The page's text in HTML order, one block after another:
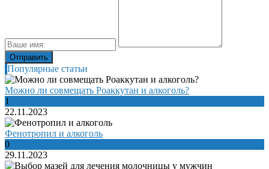
Популярные статьи
Можно ли совмещать Роаккутан и алкоголь?
1
22.11.2023
Фенотропил и алкоголь
0
29.11.2023